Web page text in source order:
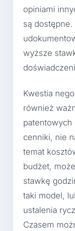
opiniami
są
wyższe
Kwestia
również
patentowych
cenniki, nie
temat
budżet,
stawkę
taki model,
ustalenia
Czasem